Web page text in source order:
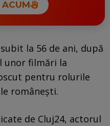
la 56 de ani, după
unor filmări la
pentru rolurile
românești.
de Cluj24, actorul